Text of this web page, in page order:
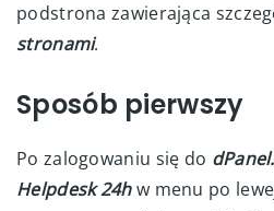
podstrona zawierająca
stronami.
Sposób pierwszy
Po zalogowaniu się do
Helpdesk 24hw menu po